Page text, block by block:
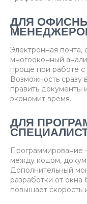
ДЛЯ
Электронная
многооконный
проще при работе с
Возможность сразу
править документы
экономит время.
ДЛЯ
Программирование
между кодом,
Дополнительный
разработки от окна
повышает скорость